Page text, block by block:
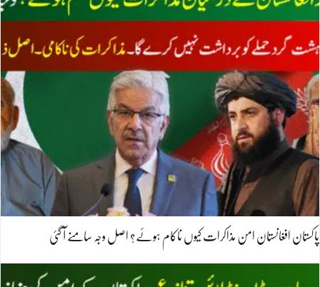
پاکستان افغانستان امن مذاکرات کیوں ناکام ہوئے؟ اصل وجہ سامنے آ گئی